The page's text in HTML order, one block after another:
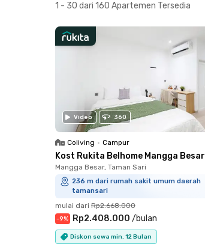
1 - 30 dari 160 Apartemen Tersedia
Video 360
Coliving • Campur
Kost Rukita Belhome Mangga Besar
Mangga Besar, Taman Sari
236 m dari rumah sakit umum daerah
tamansari
mulai dari Rp2.668.000
-9% Rp2.408.000 /bulan
Diskon sewa min. 12 Bulan